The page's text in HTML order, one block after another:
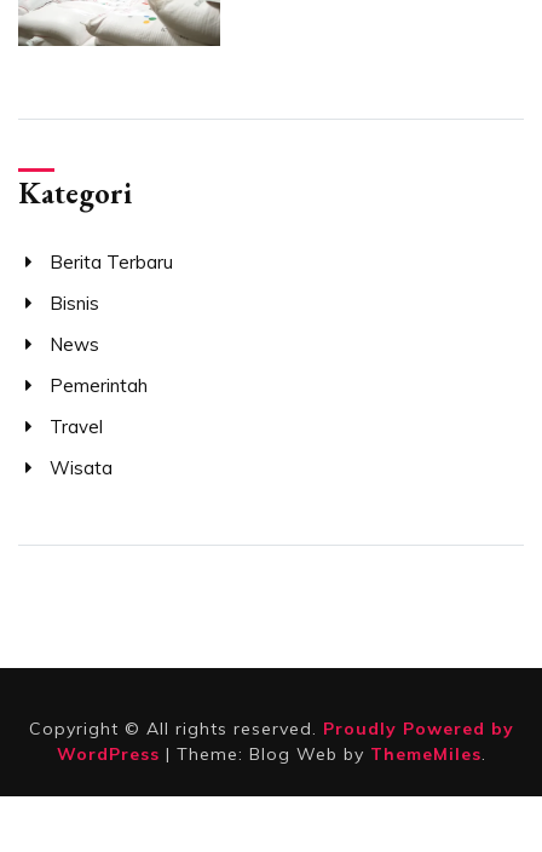
Kategori
Berita Terbaru
Bisnis
News
Pemerintah
Travel
Wisata
Copyright © All rights reserved. Proudly Powered by
WordPress | Theme: Blog Web by ThemeMiles.